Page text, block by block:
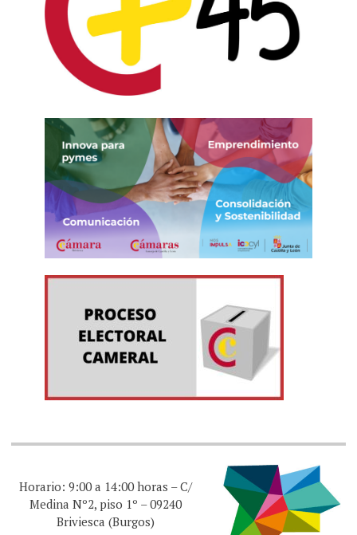
Horario: 9:00 a 14:00 horas – C/
Medina Nº2, piso 1º – 09240
Briviesca (Burgos)